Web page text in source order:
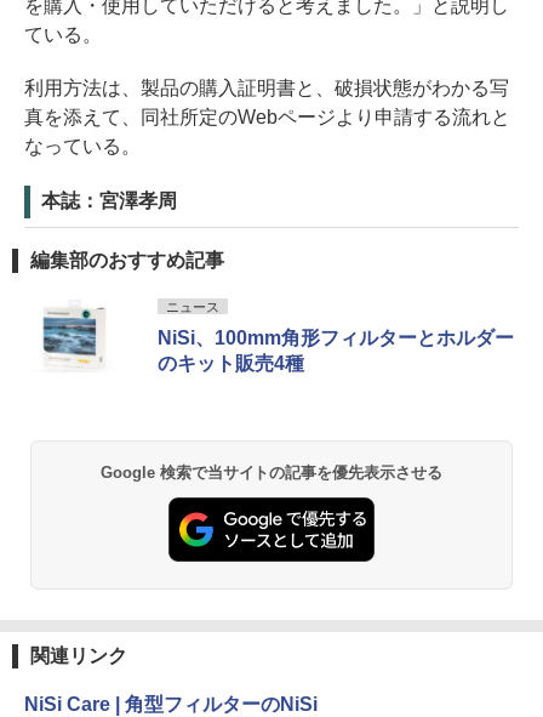
を購入・使用していただけると考えました。」と説明し
ている。
利用方法は、製品の購入証明書と、破損状態がわかる写
真を添えて、同社所定のWebページより申請する流れと
なっている。
本誌：宮澤孝周
編集部のおすすめ記事
ニュース
NiSi、100mm角形フィルターとホルダー
のキット販売4種
Google 検索で当サイトの記事を優先表示させる
関連リンク
NiSi Care | 角型フィルターのNiSi